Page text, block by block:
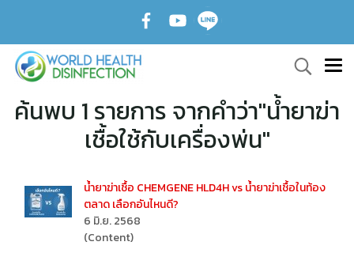
ค้นพบ 1 รายการ จากคำว่า"น้ำยาฆ่า
เชื้อใช้กับเครื่องพ่น"
น้ำยาฆ่าเชื้อ CHEMGENE HLD4H vs น้ำยาฆ่าเชื้อในท้อง
ตลาด เลือกอันไหนดี?
6 มิ.ย. 2568
(Content)